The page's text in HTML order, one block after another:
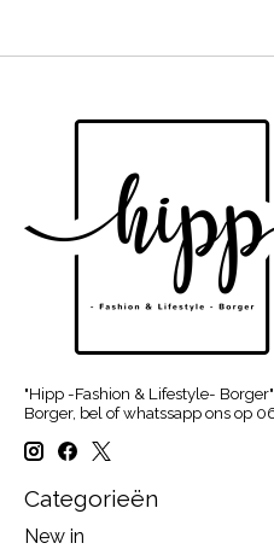
"Hipp -Fashion & Lifestyle-
Borger, bel of whatssapp ons op
Categorieën
New in